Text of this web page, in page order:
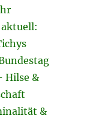
aktuell:
Hilse &
&